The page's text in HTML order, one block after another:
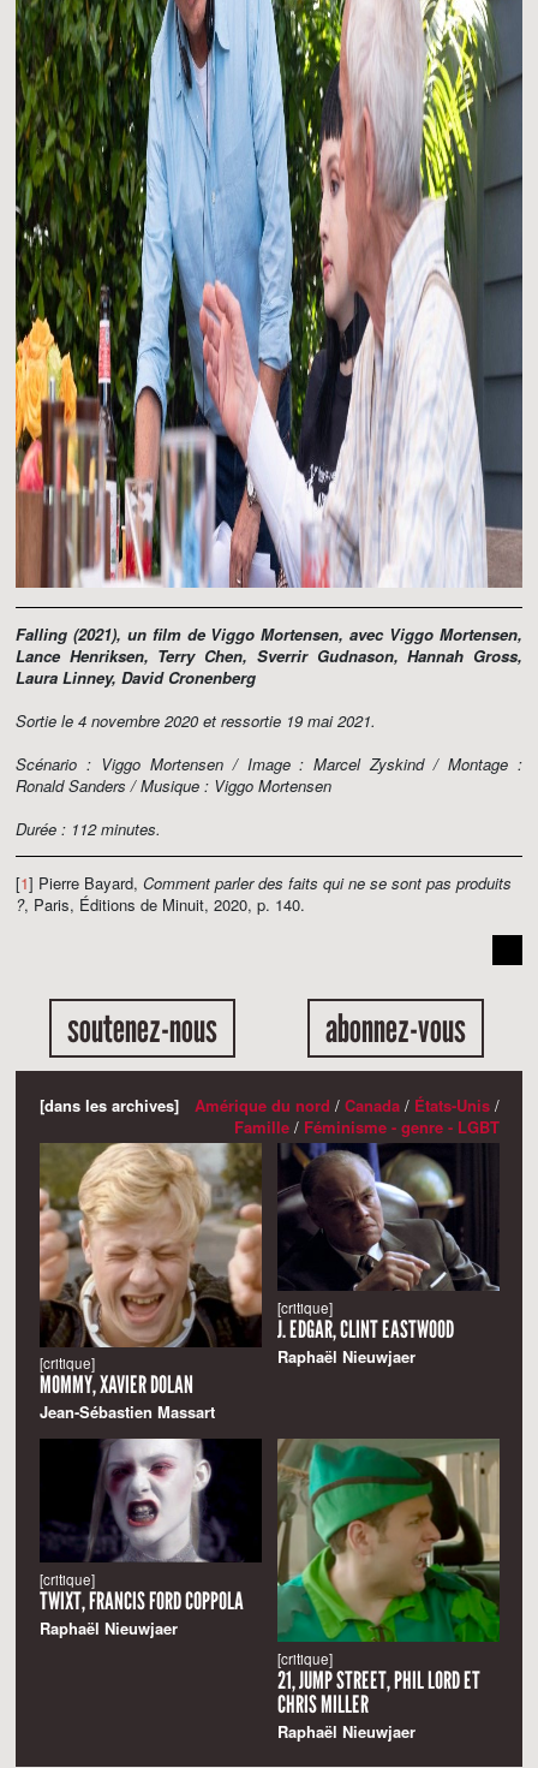
Falling (2021), un film de Viggo Mortensen, avec Viggo Mortensen,
Lance Henriksen, Terry Chen, Sverrir Gudnason, Hannah Gross,
Laura Linney, David Cronenberg
Sortie le 4 novembre 2020 et ressortie 19 mai 2021.
Scénario : Viggo Mortensen / Image : Marcel Zyskind / Montage :
Ronald Sanders / Musique : Viggo Mortensen
Durée : 112 minutes.
[1] Pierre Bayard, Comment parler des faits qui ne se sont pas produits
?, Paris, Éditions de Minuit, 2020, p. 140.
soutenez-nous abonnez-vous
[dans les archives] Amérique du nord / Canada/ États-Unis/
Famille/ Féminisme - genre - LGBT
[critique]
MOMMY, XAVIER DOLAN
Jean-Sébastien Massart
[critique]
J. EDGAR, CLINT EASTWOOD
Raphaël Nieuwjaer
[critique]
TWIXT, FRANCIS FORD COPPOLA
Raphaël Nieuwjaer
[critique]
21, JUMP STREET, PHIL LORD ET
CHRIS MILLER
Raphaël Nieuwjaer